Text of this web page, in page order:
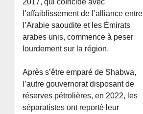
l’affaiblissement de l’alliance entre
l’Arabie saoudite et les Émirats
arabes unis, commence à peser
lourdement sur la région.
Après s’être emparé de Shabwa,
l’autre gouvernorat disposant de
réserves pétrolières, en 2022, les
séparatistes ont reporté leur